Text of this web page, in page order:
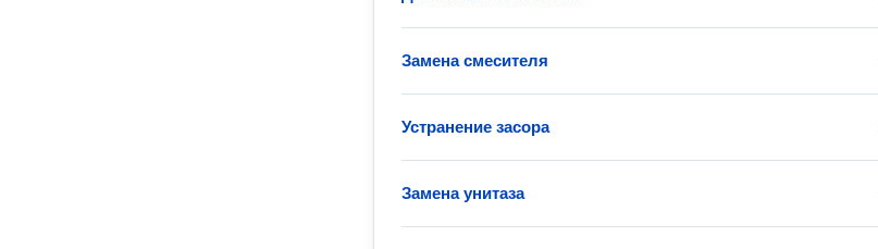
Замена смесителя
Устранение засора
Замена унитаза